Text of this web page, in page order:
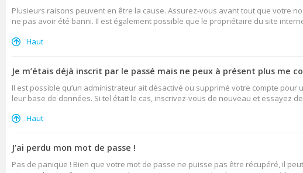
Plusieurs raisons peuvent en être la cause. Assurez-vous avant tout que votre
ne pas avoir été banni. Il est également possible que le propriétaire du site
Haut
Je m’étais déjà inscrit par le passé mais ne peux à présent plus me
Il est possible qu’un administrateur ait désactivé ou supprimé votre compte
leur base de données. Si tel était le cas, inscrivez-vous de nouveau et essayez
Haut
J’ai perdu mon mot de passe !
Pas de panique ! Bien que votre mot de passe ne puisse pas être récupéré, il